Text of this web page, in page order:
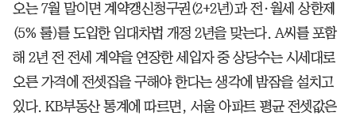
오는 7월 말이면 계약갱신청구권(2+2년)과 전·월세 상한제
(5% 룰)를 도입한 임대차법 개정 2년을 맞는다. A씨를 포함
해 2년 전 전세 계약을 연장한 세입자 중 상당수는 시세대로
오른 가격에 전셋집을 구해야 한다는 생각에 밤잠을 설치고
있다. KB부동산 통계에 따르면, 서울 아파트 평균 전셋값은